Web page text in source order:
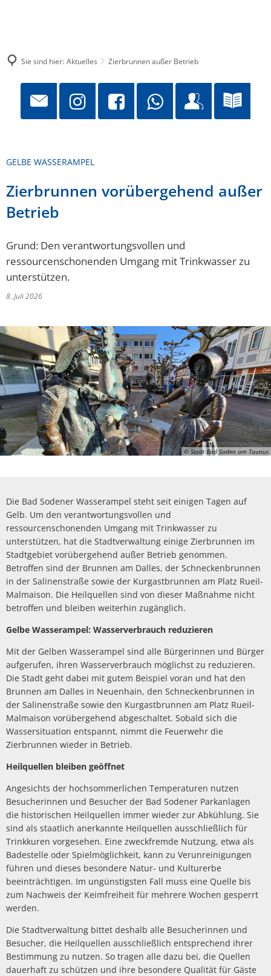
Sie sind hier: Aktuelles Zierbrunnen außer Betrieb
GELBE WASSERAMPEL
Zierbrunnen vorübergehend außer
Betrieb
Grund: Den verantwortungsvollen und
ressourcenschonenden Umgang mit Trinkwasser zu
unterstützen.
8. Juli 2026
© Stadt Bad Soden am Taunus
Die Bad Sodener Wasserampel steht seit einigen Tagen auf
Gelb. Um den verantwortungsvollen und
ressourcenschonenden Umgang mit Trinkwasser zu
unterstützen, hat die Stadtverwaltung einige Zierbrunnen im
Stadtgebiet vorübergehend außer Betrieb genommen.
Betroffen sind der Brunnen am Dalles, der Schneckenbrunnen
in der Salinenstraße sowie der Kurgastbrunnen am Platz Rueil-
Malmaison. Die Heilquellen sind von dieser Maßnahme nicht
betroffen und bleiben weiterhin zugänglich.
Gelbe Wasserampel: Wasserverbrauch reduzieren
Mit der Gelben Wasserampel sind alle Bürgerinnen und Bürger
aufgerufen, ihren Wasserverbrauch möglichst zu reduzieren.
Die Stadt geht dabei mit gutem Beispiel voran und hat den
Brunnen am Dalles in Neuenhain, den Schneckenbrunnen in
der Salinenstraße sowie den Kurgastbrunnen am Platz Rueil-
Malmaison vorübergehend abgeschaltet. Sobald sich die
Wassersituation entspannt, nimmt die Feuerwehr die
Zierbrunnen wieder in Betrieb.
Heilquellen bleiben geöffnet
Angesichts der hochsommerlichen Temperaturen nutzen
Besucherinnen und Besucher der Bad Sodener Parkanlagen
die historischen Heilquellen immer wieder zur Abkühlung. Sie
sind als staatlich anerkannte Heilquellen ausschließlich für
Trinkkuren vorgesehen. Eine zweckfremde Nutzung, etwa als
Badestelle oder Spielmöglichkeit, kann zu Verunreinigungen
führen und dieses besondere Natur- und Kulturerbe
beeinträchtigen. Im ungünstigsten Fall muss eine Quelle bis
zum Nachweis der Keimfreiheit für mehrere Wochen gesperrt
werden.
Die Stadtverwaltung bittet deshalb alle Besucherinnen und
Besucher, die Heilquellen ausschließlich entsprechend ihrer
Bestimmung zu nutzen. So tragen alle dazu bei, die Quellen
dauerhaft zu schützen und ihre besondere Qualität für Gäste